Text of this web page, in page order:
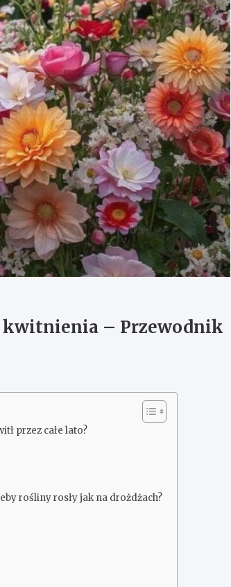
kwitnienia – Przewodnik
przez całe lato?
rośliny rosły jak na drożdżach?